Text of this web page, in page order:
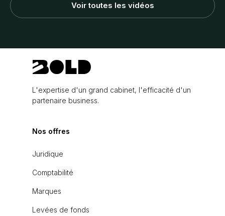
Voir toutes les vidéos
L'expertise d'un grand cabinet, l'efficacité d'un
partenaire business.
Nos offres
Juridique
Comptabilité
Marques
Levées de fonds